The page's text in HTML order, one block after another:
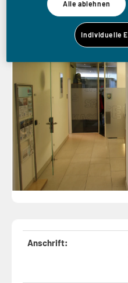
Anschrift:
Alle ablehnen
Individuelle